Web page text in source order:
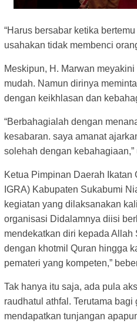
“Harus bersabar ketika
usahakan tidak membenci
Meskipun, H. Marwan
mudah. Namun dirinya
dengan keikhlasan dan
“Berbahagialah dengan
kesabaran. saya amanat
solehah dengan kebahagiaan,”
Ketua Pimpinan Daerah Ikatan
IGRA) Kabupaten Sukabumi
kegiatan yang dilaksanakan
organisasi Didalamnya diisi
mendekatkan diri kepada Allah
dengan khotmil Quran hingga
pemateri yang kompeten,”
Tak hanya itu saja, ada pula
raudhatul athfal. Terutama bagi
mendapatkan tunjangan